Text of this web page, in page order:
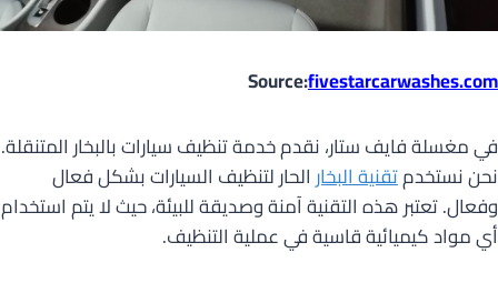
Source:fivestarcarwashes.com
في مغسلة فايف ستار، نقدم خدمة تنظيف سيارات بالبخار المتنقلة.
نحن نستخدمتقنية البخارالحار لتنظيف السيارات بشكل فعال
وفعال. تعتبر هذه التقنية آمنة وصديقة للبيئة، حيث لا يتم استخدام
أي مواد كيميائية قاسية في عملية التنظيف.